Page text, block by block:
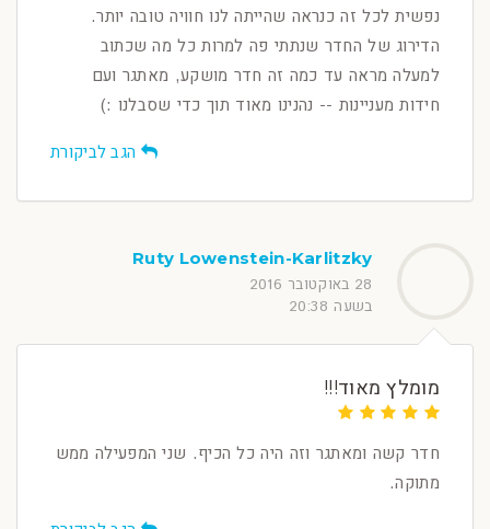
נפשית לכל זה כנראה שהייתה לנו חוויה טובה יותר.
הדירוג של החדר שנתתי פה למרות כל מה שכתוב
למעלה מראה עד כמה זה חדר מושקע, מאתגר ועם
חידות מעניינות -- נהנינו מאוד תוך כדי שסבלנו :)
הגב לביקורת
Ruty Lowenstein-Karlitzky
28 באוקטובר 2016
בשעה 20:38
מומלץ מאוד!!!
חדר קשה ומאתגר וזה היה כל הכיף. שני המפעילה ממש
מתוקה.